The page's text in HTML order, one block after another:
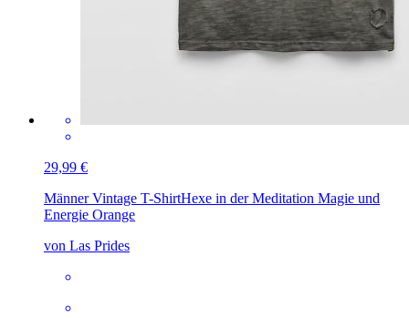
29,99 €
Männer Vintage T-ShirtHexe in der Meditation Magie und
Energie Orange
von Las Prides